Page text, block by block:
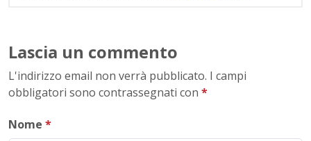
Lascia un commento
L'indirizzo email non verrà pubblicato. I campi
obbligatori sono contrassegnati con *
Nome *